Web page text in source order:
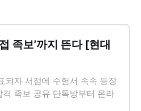
족보’까지 뜬다 [현대
되자 서점에 수험서 속속 등장
족보 공유 단톡방부터 온라